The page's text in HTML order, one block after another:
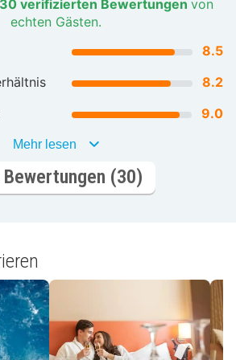
30 verifizierten Bewertungen von
echten Gästen.
8.5
8.2
9.0
Mehr lesen
(30)